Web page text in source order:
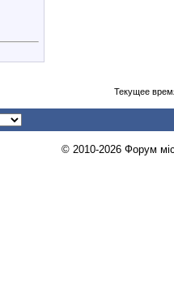
Текущее
© 2010-2026 Форум